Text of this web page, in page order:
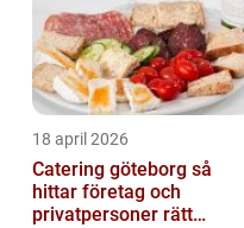
18 april 2026
Catering göteborg så
hittar företag och
privatpersoner rätt